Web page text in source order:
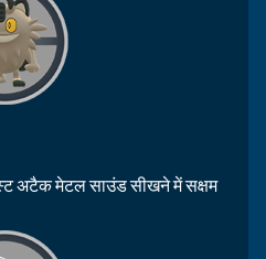
अटैक मेटल साउंड सीखने में सक्षम